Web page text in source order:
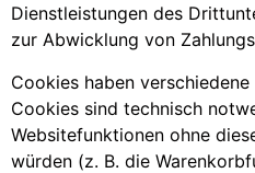
Dienstleistungen des
zur Abwicklung von
Cookies haben
Cookies sind technisch
Websitefunktionen ohne
würden (z. B. die